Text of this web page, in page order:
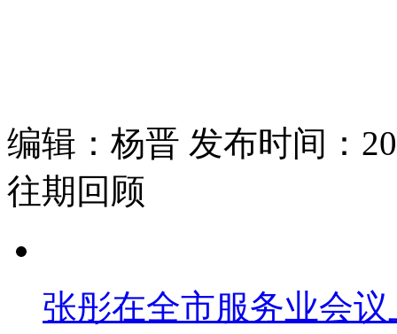
编辑：杨晋 发布时间：
往期回顾
张彤在全市服务业会